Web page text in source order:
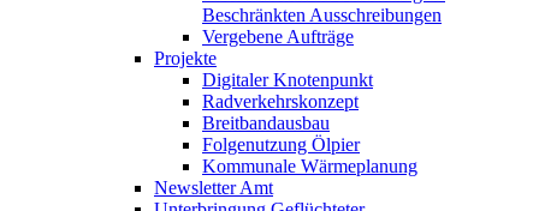
Beschränkten Ausschreibungen
Vergebene Aufträge
Projekte
Digitaler Knotenpunkt
Radverkehrskonzept
Breitbandausbau
Folgenutzung Ölpier
Kommunale Wärmeplanung
Newsletter Amt